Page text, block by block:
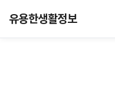
유용한생활정보